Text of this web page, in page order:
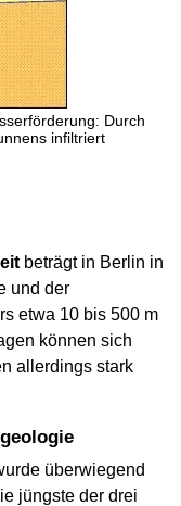
Durch
infiltriert
beträgt in Berlin in
und der
etwa 10 bis 500 m
können sich
allerdings stark
überwiegend
jüngste der drei